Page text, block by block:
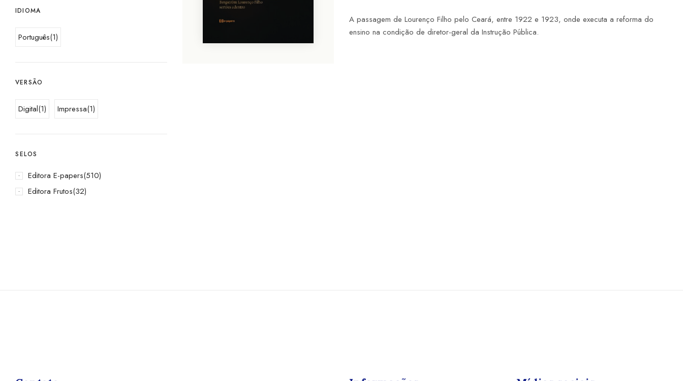
IDIOMA
Português(1)
VERSÃO
Digital(1) Impressa(1)
SELOS
Editora E-papers(510)
Editora Frutos(32)
A passagem de Lourenço Filho pelo Ceará, entre 1922 e 1923, onde executa a reforma do
ensino na condição de diretor-geral da Instrução Pública.